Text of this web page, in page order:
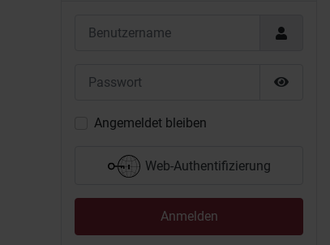
Angemeldet bleiben
Web-Authentifizierung
Anmelden